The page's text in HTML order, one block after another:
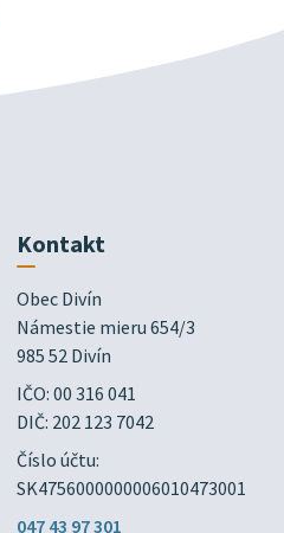
Kontakt
Obec Divín
Námestie mieru 654/3
985 52 Divín
IČO: 00 316 041
DIČ: 202 123 7042
Číslo účtu:
SK4756000000006010473001
047 43 97 301